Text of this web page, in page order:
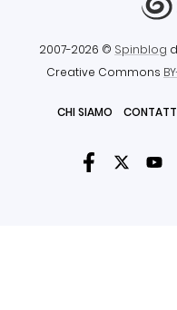
2007-2026 © Spinblog
Creative Commons
CHI SIAMO